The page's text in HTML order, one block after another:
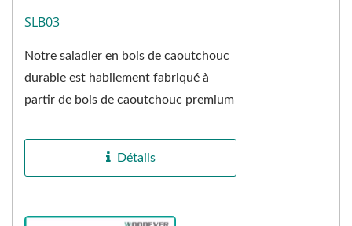
SLB03
Notre saladier en bois de caoutchouc
durable est habilement fabriqué à
partir de bois de caoutchouc premium
grain...
Détails